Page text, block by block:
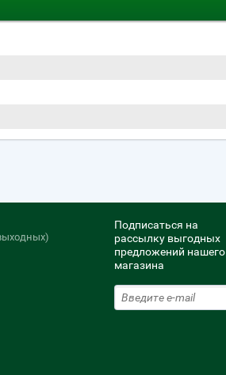
Подписаться на
рассылку выгодных
предложений нашего
магазина